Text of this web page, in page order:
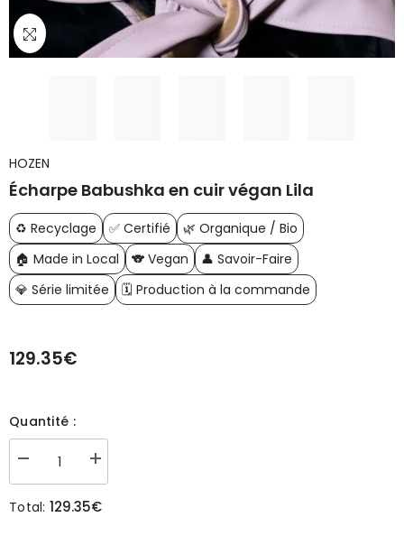
HOZEN
Écharpe Babushka en cuir végan Lila
♻️ Recyclage ✅ Certifié
🌿 Organique / Bio
🏠 Made in Local
🐨 Vegan
👤 Savoir-Faire
💎 Série limitée
🗓️ Production à la commande
Prix
129.35€
Quantité :
Réduire
de
Augmenter
de
Total: 129.35€